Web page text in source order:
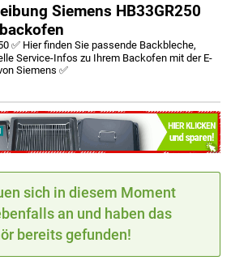
Siemens HB33GR250
✅ Hier finden Sie passende Backbleche,
Service-Infos zu Ihrem Backofen mit der E-
Siemens ✅
sich in diesem Moment
an und haben das
bereits gefunden!